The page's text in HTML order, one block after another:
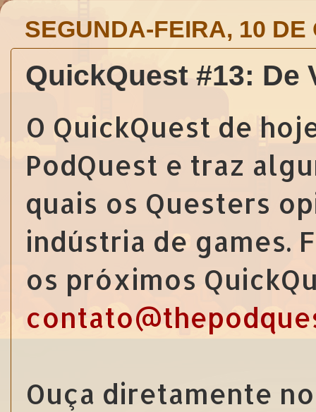
SEGUNDA-FEIRA, 10 DE
QuickQuest #13: De
O QuickQuest de
PodQuest e traz
quais os Questers
indústria de games.
os próximos
Ouça diretamente